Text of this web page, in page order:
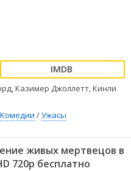
Казимер Джоллетт, Кинли
Комедии /Ужасы
живых мертвецов в
720p бесплатно